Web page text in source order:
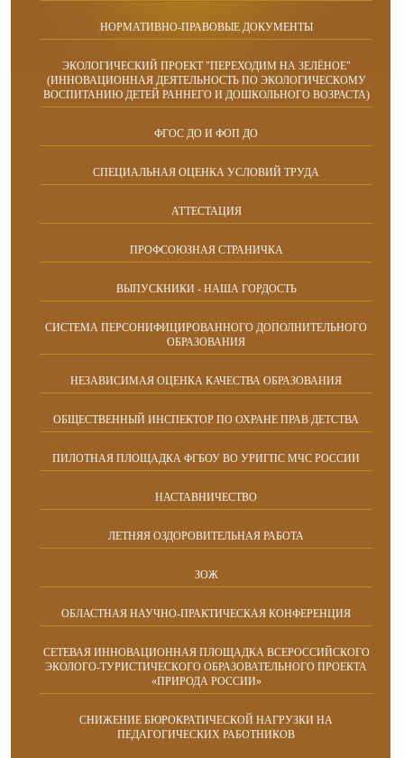
НОРМАТИВНО-ПРАВОВЫЕ ДОКУМЕНТЫ
ЭКОЛОГИЧЕСКИЙ ПРОЕКТ "ПЕРЕХОДИМ НА ЗЕЛЁНОЕ"
(ИННОВАЦИОННАЯ ДЕЯТЕЛЬНОСТЬ ПО ЭКОЛОГИЧЕСКОМУ
ВОСПИТАНИЮ ДЕТЕЙ РАННЕГО И ДОШКОЛЬНОГО ВОЗРАСТА)
ФГОС ДО И ФОП ДО
СПЕЦИАЛЬНАЯ ОЦЕНКА УСЛОВИЙ ТРУДА
АТТЕСТАЦИЯ
ПРОФСОЮЗНАЯ СТРАНИЧКА
ВЫПУСКНИКИ - НАША ГОРДОСТЬ
СИСТЕМА ПЕРСОНИФИЦИРОВАННОГО ДОПОЛНИТЕЛЬНОГО
ОБРАЗОВАНИЯ
НЕЗАВИСИМАЯ ОЦЕНКА КАЧЕСТВА ОБРАЗОВАНИЯ
ОБЩЕСТВЕННЫЙ ИНСПЕКТОР ПО ОХРАНЕ ПРАВ ДЕТСТВА
ПИЛОТНАЯ ПЛОЩАДКА ФГБОУ ВО УРИГПС МЧС РОССИИ
НАСТАВНИЧЕСТВО
ЛЕТНЯЯ ОЗДОРОВИТЕЛЬНАЯ РАБОТА
ЗОЖ
ОБЛАСТНАЯ НАУЧНО-ПРАКТИЧЕСКАЯ КОНФЕРЕНЦИЯ
СЕТЕВАЯ ИННОВАЦИОННАЯ ПЛОЩАДКА ВСЕРОССИЙСКОГО
ЭКОЛОГО-ТУРИСТИЧЕСКОГО ОБРАЗОВАТЕЛЬНОГО ПРОЕКТА
«ПРИРОДА РОССИИ»
СНИЖЕНИЕ БЮРОКРАТИЧЕСКОЙ НАГРУЗКИ НА
ПЕДАГОГИЧЕСКИХ РАБОТНИКОВ